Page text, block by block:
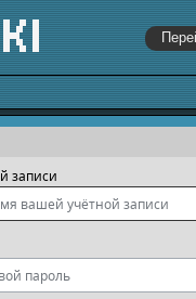
,поиск
записи